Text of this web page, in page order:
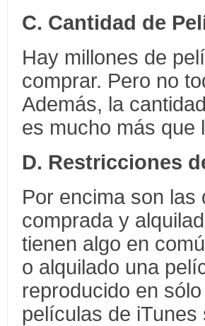
C. Cantidad de
Hay millones de
comprar. Pero no
Además, la
es mucho más que
D. Restricciones
Por encima son
comprada y
tienen algo en
o alquilado una
reproducido en
películas de